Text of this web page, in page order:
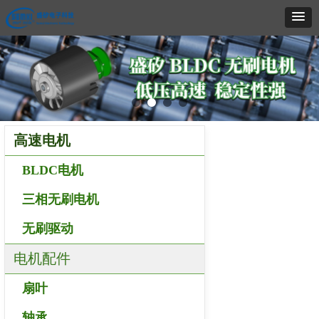
高速电机
BLDC电机
三相无刷电机
无刷驱动
电机配件
扇叶